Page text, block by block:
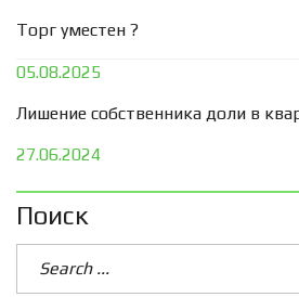
Торг уместен ?
05.08.2025
Лишение собственника доли в
27.06.2024
Поиск